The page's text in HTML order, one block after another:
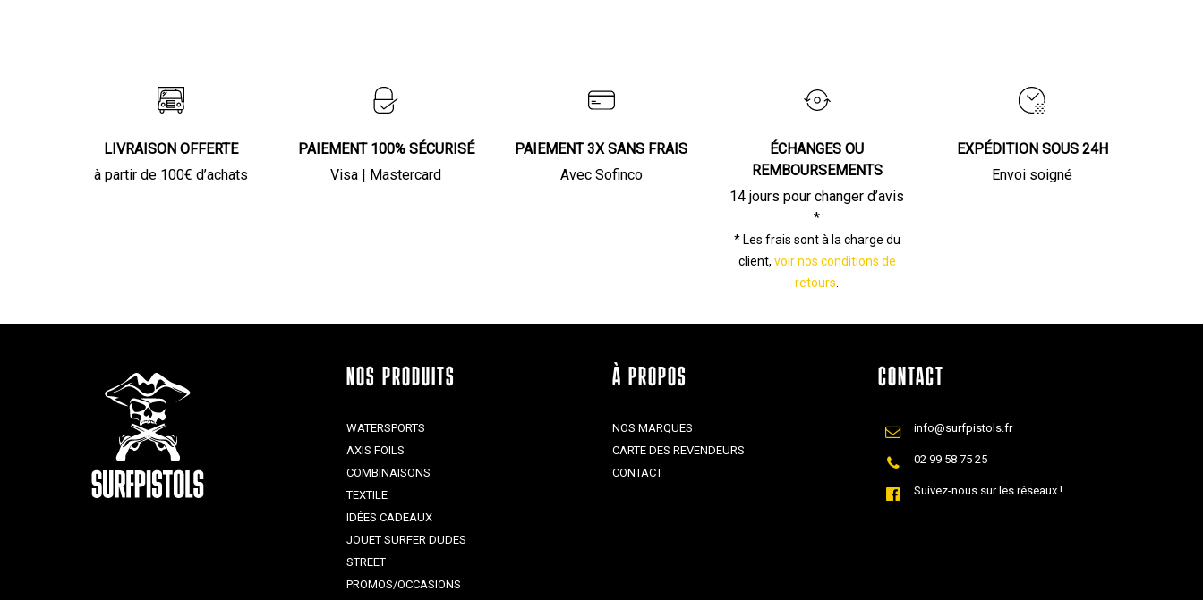
LIVRAISON OFFERTE
à partir de 100€ d’achats
PAIEMENT 100% SÉCURISÉ
Visa | Mastercard
PAIEMENT 3X SANS FRAIS
Avec Sofinco
ÉCHANGES OU
REMBOURSEMENTS
14 jours pour changer d’avis
*
* Les frais sont à la charge du
client, voir nos conditions de
retours
EXPÉDITION SOUS 24H
Envoi soigné
NOS PRODUITS
WATERSPORTS
AXIS FOILS
COMBINAISONS
TEXTILE
IDÉES CADEAUX
JOUET SURFER DUDES
STREET
PROMOS/OCCASIONS
À PROPOS
NOS MARQUES
CARTE DES REVENDEURS
CONTACT
CONTACT
info@surfpistols.fr
02 99 58 75 25
Suivez-nous sur les réseaux !